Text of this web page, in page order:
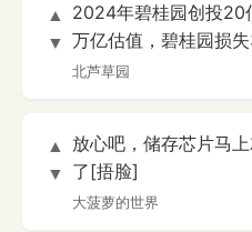
▲
▼
2024年碧桂园创投20
万亿估值，碧桂园损
北芦草园
▲
▼
放心吧，储存芯片马
了[捂脸]
大菠萝的世界